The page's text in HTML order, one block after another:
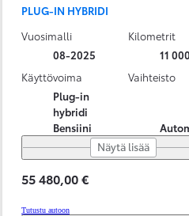
PLUG-IN HYBRIDI
Vuosimalli
08-2025
Kilometrit
11
Käyttövoima
Plug-in
hybridi
Bensiini
Vaihteisto
Näytä lisää
55 480,00 €
Tutustu autoon